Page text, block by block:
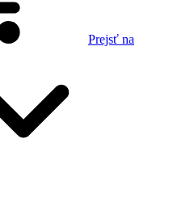
Prejsť na